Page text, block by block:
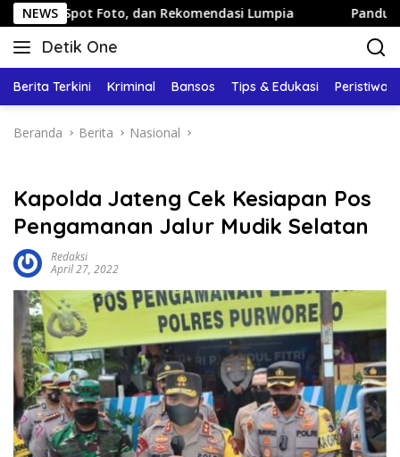
Langsung
ke
konten
NEWSdan Rekomendasi Lumpia Panduan Wisata
Detik One
Tajam
Fakta
Berita Terkini Kriminal Bansos Tips & Edukasi Peristiwa
Beranda Berita Nasional
Kapolda Jateng Cek Kesiapan Pos
Pengamanan Jalur Mudik Selatan
Redaksi
April 27, 2022